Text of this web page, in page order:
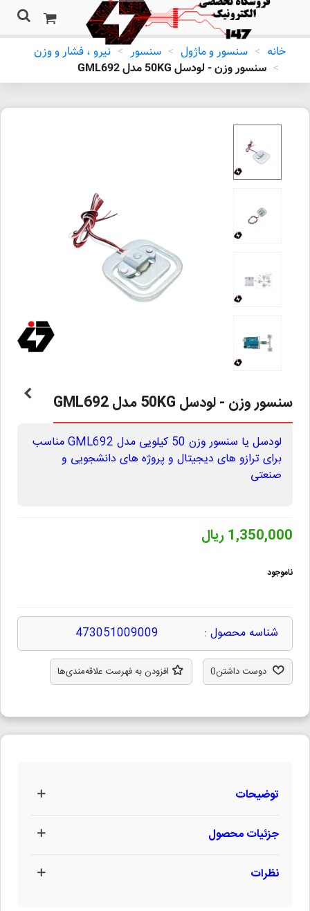
خانه > سنسور و ماژول > سنسور > نیرو ، فشار و وزن
> سنسور وزن - لودسل 50KG مدل GML692
سنسور وزن - لودسل 50KG مدل GML692
لودسل یا سنسور وزن 50 کیلویی مدل GML692 مناسب
برای ترازو های دیجیتال و پروژه های دانشجویی و
صنعتی
1,350,000 ریال
ناموجود
شناسه محصول : 473051009009
دوست داشتن0 افزودن به فهرست علاقه‌مندی‌ها
توضیحات
جزئیات محصول
نظرات